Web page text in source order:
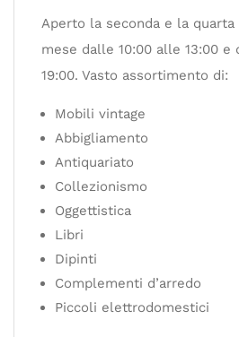
Aperto la seconda e la quarta
mese dalle 10:00 alle 13:00 e
19:00. Vasto assortimento di:
Mobili vintage
Abbigliamento
Antiquariato
Collezionismo
Oggettistica
Libri
Dipinti
Complementi d’arredo
Piccoli elettrodomestici